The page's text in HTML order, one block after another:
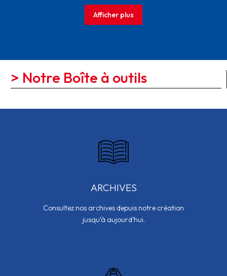
Afficher plus
> Notre Boîte à outils
ARCHIVES
Consultez nos archives depuis notre création
jusqu’à aujourd’hui.